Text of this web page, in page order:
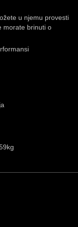
u njemu provesti
morate brinuti o